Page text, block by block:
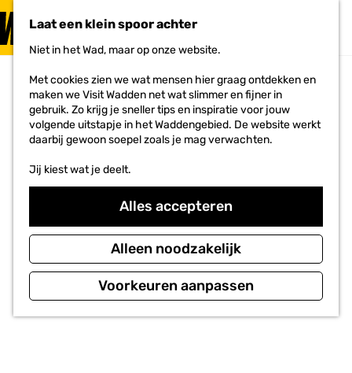
Laat een klein spoor achter
Niet in het Wad, maar op onze website.
Met cookies zien we wat mensen hier graag ontdekken en
maken we Visit Wadden net wat slimmer en fijner in
gebruik. Zo krijg je sneller tips en inspiratie voor jouw
volgende uitstapje in het Waddengebied. De website werkt
daarbij gewoon soepel zoals je mag verwachten.
Jij kiest wat je deelt.
Alles accepteren
Alleen noodzakelijk
Voorkeuren aanpassen
G
F
v
r
i
e
t
e
MENU